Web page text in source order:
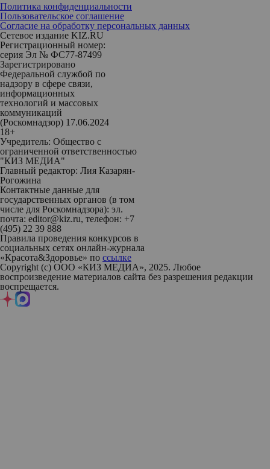
Политика конфиденциальности
Пользовательское соглашение
Согласие на обработку персональных данных
Сетевое издание KIZ.RU
Регистрационный номер:
серия Эл № ФС77-87499
Зарегистрировано
Федеральной службой по
надзору в сфере связи,
информационных
технологий и массовых
коммуникаций
(Роскомнадзор) 17.06.2024
18+
Учредитель: Общество с
ограниченной ответственностью
"КИЗ МЕДИА"
Главный редактор: Лия Казарян-
Рогожина
Контактные данные для
государственных органов (в том
числе для Роскомнадзора): эл.
почта: editor@kiz.ru, телефон: +7
(495) 22 39 888
Правила проведения конкурсов в
социальных сетях онлайн-журнала
«Красота&Здоровье» по ссылке
Copyright (с) ООО «КИЗ МЕДИА», 2025. Любое
воспроизведение материалов сайта без разрешения редакции
воспрещается.